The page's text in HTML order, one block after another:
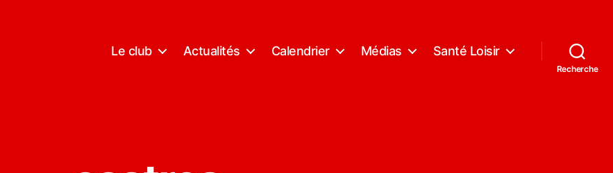
Le club Actualités Calendrier Médias Santé Loisir
Recherche